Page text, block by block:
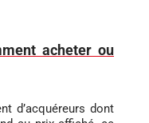
acheter ou
d’acquéreurs dont